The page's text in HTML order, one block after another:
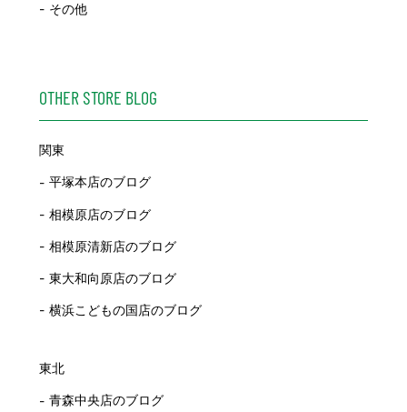
その他
OTHER STORE BLOG
関東
平塚本店のブログ
相模原店のブログ
相模原清新店のブログ
東大和向原店のブログ
横浜こどもの国店のブログ
東北
青森中央店のブログ